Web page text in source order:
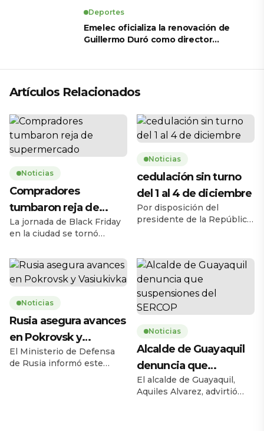
Deportes
Emelec oficializa la renovación de
Guillermo Duró como director
Artículos Relacionados
Noticias
Compradores
tumbaron reja de
supermercado
La jornada de Black Friday
en la ciudad se tornó
jueves 27 de noviembre,
cuando una multitud de
personas tumbó la reja de
en la avenida Carlos Julio
Arosemena, en el norte de
la ciudad. El hecho ocurrió
a las 08h17, 43 minutos
antes de la apertura […]
Noticias
cedulación sin turno
del 1 al 4 de diciembre
Por disposición del
presidente de la República,
cedulación sin turno entre
el lunes 1 y el jueves 4 de
diciembre de 2025, en
horario de 08h00 a 17h00,
en 193 agencias a escala
nacional. La medida busca
ampliar la capacidad
operativa y facilitar […]
Noticias
Rusia asegura avances
en Pokrovsk y
Vasiukivka
El Ministerio de Defensa
de Rusia informó este
Noticias
Alcalde de Guayaquil
denuncia que
suspensiones del
SERCOP
El alcalde de Guayaquil,
Aquiles Alvarez, advirtió